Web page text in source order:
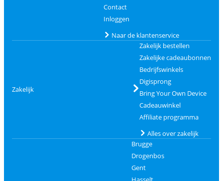
Contact
Inloggen
Naar de klantenservice
Zakelijk
Zakelijk bestellen
Zakelijke cadeaubonnen
Bedrijfswinkels
Digisprong
Bring Your Own Device
Cadeauwinkel
Affiliate programma
Alles over zakelijk
Brugge
Drogenbos
Gent